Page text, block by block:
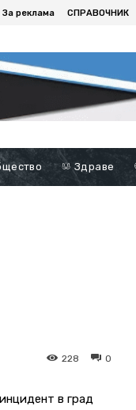
За реклама СПРАВОЧНИК
Здраве
0
228
в град